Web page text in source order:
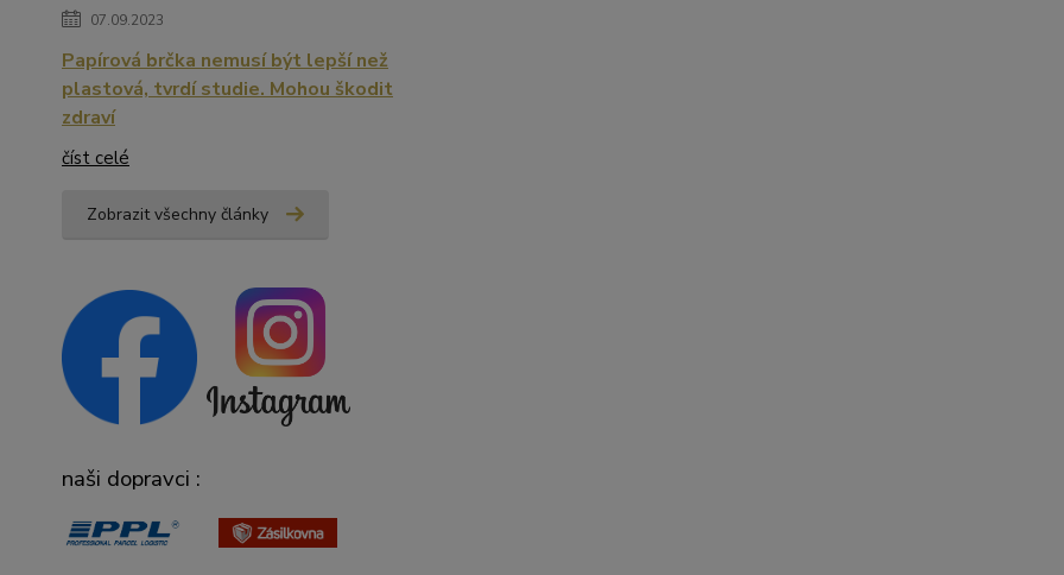
07.09.2023
Papírová brčka nemusí být lepší než
plastová, tvrdí studie. Mohou škodit
zdraví
číst celé
Zobrazit všechny články
naši dopravci :